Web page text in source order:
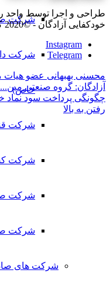
شرکت
شرکت
خاص)
شرکت
شرکت
شرکت
شرکت
شرکت های
طراحی و اجرا توسط
خودکفایی آزادگان - ©2020 کلیه حقوق محفوظ می‌باشد
Instagram
Telegram
محسنی بهبهانی عضو هیات
آزادگان: گروه صنعتی مین...
چگونگی پرداخت سود نماد
رفتن به بالا